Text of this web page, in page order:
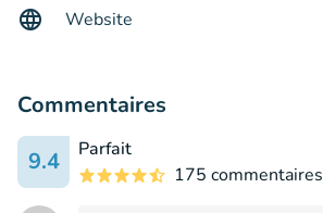
Website
Commentaires
9.4
Parfait
175 commentaires